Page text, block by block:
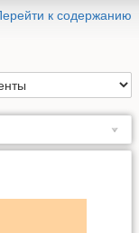
к содержанию